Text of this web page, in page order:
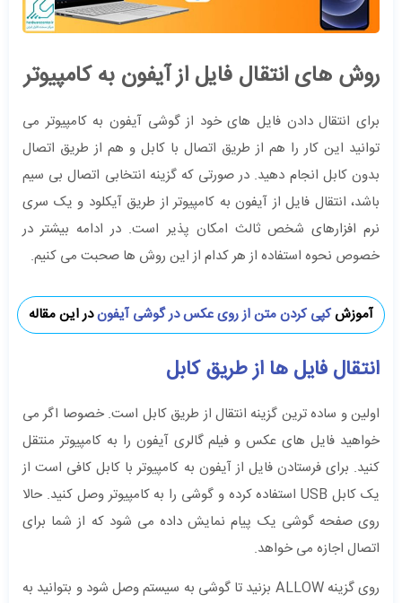
روش های انتقال فایل از آیفون به کامپیوتر
برای انتقال دادن فایل های خود از گوشی آیفون به کامپیوتر می
توانید این کار را هم از طریق اتصال با کابل و هم از طریق اتصال
بدون کابل انجام دهید. در صورتی که گزینه انتخابی اتصال بی سیم
باشد، انتقال فایل از آیفون به کامپیوتر از طریق آیکلود و یک سری
نرم افزارهای شخص ثالث امکان پذیر است. در ادامه بیشتر در
خصوص نحوه استفاده از هر کدام از این روش ها صحبت می کنیم.
آموزشکپی کردن متن از روی عکس در گوشی آیفوندر این مقاله
انتقال فایل ها از طریق کابل
اولین و ساده ترین گزینه انتقال از طریق کابل است. خصوصا اگر می
خواهید فایل های عکس و فیلم گالری آیفون را به کامپیوتر منتقل
کنید. برای فرستادن فایل از آیفون به کامپیوتر با کابل کافی است از
یک کابل USB استفاده کرده و گوشی را به کامپیوتر وصل کنید. حالا
روی صفحه گوشی یک پیام نمایش داده می شود که از شما برای
اتصال اجازه می خواهد.
روی گزینه ALLOW بزنید تا گوشی به سیستم وصل شود و بتوانید به